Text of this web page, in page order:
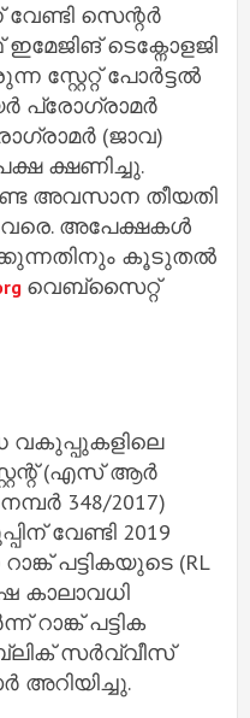
വേണ്ടി സെന്റര്‍
ടെക്നോളജി
സ്റ്റേറ്റ് പോര്‍ട്ടല്‍
പ്രോഗ്രാമര്‍
(ജാവ)
ക്ഷണിച്ചു.
അവസാന തീയതി
വരെ. അപേക്ഷകള്‍
കൂടുതല്‍
വെബ്സൈറ്റ്
വകുപ്പുകളിലെ
(എസ് ആര്‍
348/2017)
വേണ്ടി 2019
പട്ടികയുടെ (RL
കാലാവധി
പട്ടിക
സര്‍വ്വീസ്
അറിയിച്ചു.